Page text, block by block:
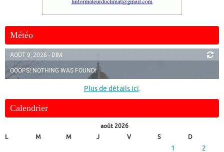
Météo
AOÛT 9, 2026 - DIM.
OOOPS! NOTHING WAS FOUND!
Plus de détails ici.
Calendrier
août 2026
L
M M J V S D
1
2